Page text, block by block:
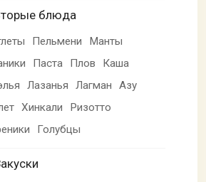
блюда
Пельмени
Манты
Паста Плов
Каша
Лазанья Лагман
Азу
Хинкали
Ризотто
Голубцы